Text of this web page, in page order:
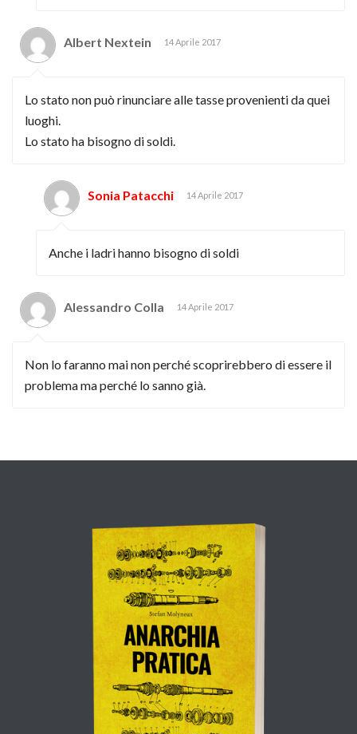
Albert Nextein 14 Aprile 2017
Lo stato non può rinunciare alle tasse provenienti da quei
luoghi.
Lo stato ha bisogno di soldi.
Sonia Patacchi 14 Aprile 2017
Anche i ladri hanno bisogno di soldi
Alessandro Colla 14 Aprile 2017
Non lo faranno mai non perché scoprirebbero di essere il
problema ma perché lo sanno già.